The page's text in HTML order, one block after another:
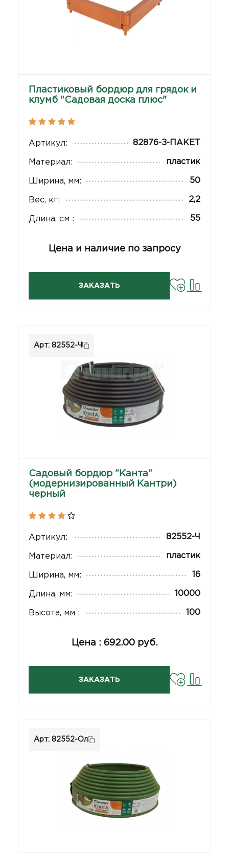
Пластиковый бордюр для грядок и
клумб "Садовая доска плюс"
Артикул: 82876-З-ПАКЕТ
Материал: пластик
Ширина, мм: 50
Вес, кг: 2,2
Длина, см : 55
Цена и наличие по запросу
ЗАКАЗАТЬ
Арт: 82552-Ч
Садовый бордюр "Канта"
(модернизированный Кантри)
черный
Артикул: 82552-Ч
Материал: пластик
Ширина, мм: 16
Длина, мм: 10000
Высота, мм : 100
Цена : 692.00 руб.
ЗАКАЗАТЬ
Арт: 82552-Ол